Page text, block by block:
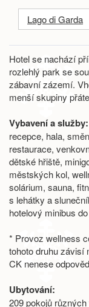
Lago di Garda
Hotel se nachází
rozlehlý park se
zábavní zázemí.
menší skupiny
Vybavení a služby:
recepce, hala,
restaurace,
dětské hřiště,
městských kol,
solárium, sauna,
s lehátky a
hotelový minibus
* Provoz wellness
tohoto druhu závisí
CK nenese
Ubytování:
209 pokojů